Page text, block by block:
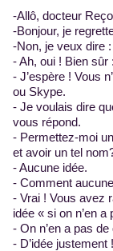
-Allô, docteur
-Bonjour, je
-Non, je veux dire
- Ah, oui ! Bien sûr
- J’espère ! Vous
ou Skype.
- Je voulais dire
vous répond.
- Permettez-moi
et avoir un tel
- Aucune idée.
- Comment
- Vrai ! Vous avez
idée « si on n’en a
- On n’en a pas de
- D’idée justement !